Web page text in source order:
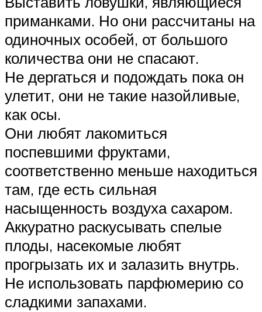
приманками. Но они рассчитаны на
одиночных особей, от большого
количества они не спасают.
Не дергаться и подождать пока он
улетит, они не такие назойливые,
как осы.
Они любят лакомиться
поспевшими фруктами,
соответственно меньше находиться
там, где есть сильная
насыщенность воздуха сахаром.
Аккуратно раскусывать спелые
плоды, насекомые любят
прогрызать их и залазить внутрь.
Не использовать парфюмерию со
сладкими запахами.